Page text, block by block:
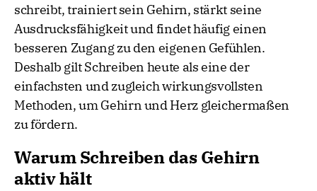
schreibt, trainiert sein Gehirn, stärkt seine
Ausdrucksfähigkeit und findet häufig einen
besseren Zugang zu den eigenen Gefühlen.
Deshalb gilt Schreiben heute als eine der
einfachsten und zugleich wirkungsvollsten
Methoden, um Gehirn und Herz gleichermaßen
zu fördern.
Warum Schreiben das Gehirn
aktiv hält